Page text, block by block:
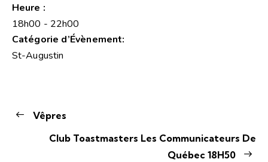
Heure :
18h00 - 22h00
Catégorie d’Évènement:
St-Augustin
Vêpres
Club Toastmasters Les Communicateurs De
Québec 18H50